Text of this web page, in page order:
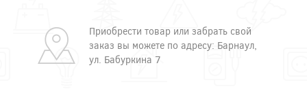
Приобрести товар или забрать свой
заказ вы можете по адресу: Барнаул,
ул. Бабуркина 7